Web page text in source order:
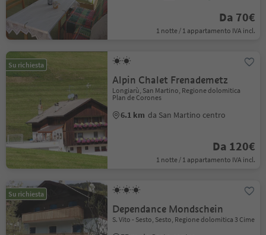
Da 70€
1 notte / 1 appartamento IVA incl.
Su richiesta
Alpin Chalet Frenademetz
Longiarù, San Martino, Regione dolomitica
Plan de Corones
6.1 km da San Martino centro
Da 120€
1 notte / 1 appartamento IVA incl.
Su richiesta
Dependance Mondschein
S. Vito - Sesto, Sesto, Regione dolomitica 3 Cime